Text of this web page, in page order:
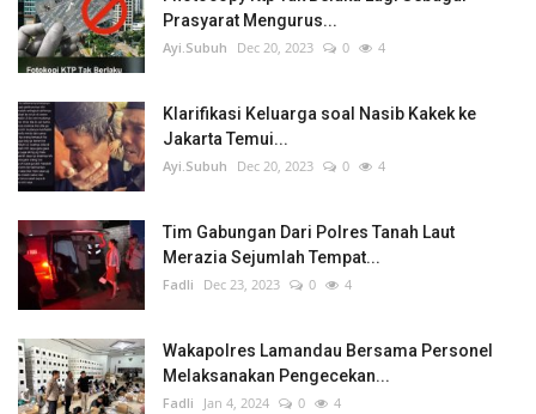
Prasyarat Mengurus...
Ayi.Subuh Dec 20, 2023 0 4
Klarifikasi Keluarga soal Nasib Kakek ke
Jakarta Temui...
Ayi.Subuh Dec 20, 2023 0 4
Tim Gabungan Dari Polres Tanah Laut
Merazia Sejumlah Tempat...
Fadli Dec 23, 2023 0 4
Wakapolres Lamandau Bersama Personel
Melaksanakan Pengecekan...
Fadli Jan 4, 2024 0 4